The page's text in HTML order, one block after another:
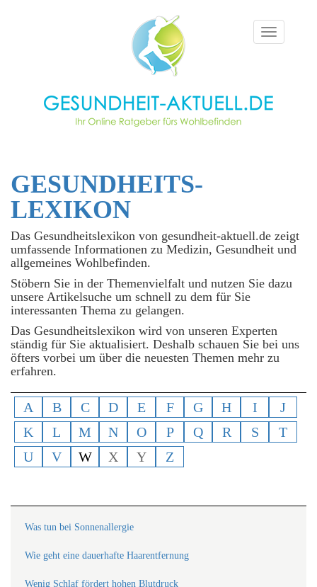
Toggle
navigation
GESUNDHEITS­
LEXIKON
Das Gesundheitslexikon von gesundheit-aktuell.de zeigt
umfassende Informationen zu Medizin, Gesundheit und
allgemeines Wohlbefinden.
Stöbern Sie in der Themenvielfalt und nutzen Sie dazu
unsere Artikelsuche um schnell zu dem für Sie
interessanten Thema zu gelangen.
Das Gesundheitslexikon wird von unseren Experten
ständig für Sie aktualisiert. Deshalb schauen Sie bei uns
öfters vorbei um über die neuesten Themen mehr zu
erfahren.
A B C D E F G H I
J
K
L M N O P Q R S
T
U
V W X Y Z
Was tun bei Sonnenallergie
Wie geht eine dauerhafte Haarentfernung
Wenig Schlaf fördert hohen Blutdruck